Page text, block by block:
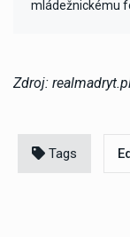
mládežnickému
Zdroj:
Tags